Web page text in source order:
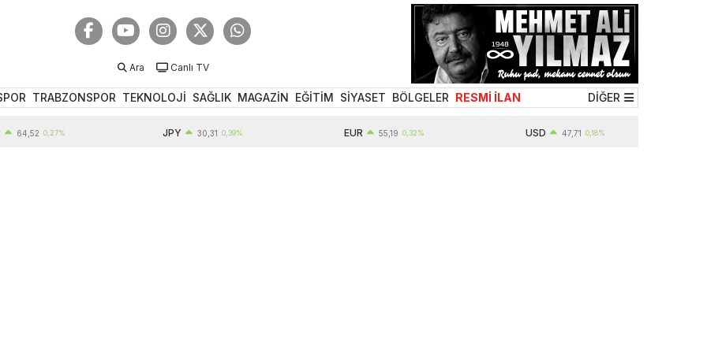
Ara Canlı TV
TRABZONSPOR TEKNOLOJİ SAĞLIK MAGAZİN EĞİTİM SİYASET BÖLGELER RESMİ İLAN DİĞER
0,27% 30,31 0,39% 55,19 0,32% 47,71 0,18%